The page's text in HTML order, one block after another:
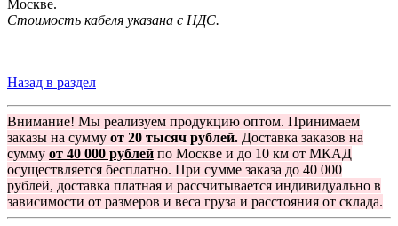
Москве.
Стоимость кабеля указана с НДС.
Назад в раздел
Внимание! Мы реализуем продукцию оптом. Принимаем
заказы на сумму от 20 тысяч рублей. Доставка заказов на
сумму от 40 000 рублей по Москве и до 10 км от МКАД
осуществляется бесплатно. При сумме заказа до 40 000
рублей, доставка платная и рассчитывается индивидуально в
зависимости от размеров и веса груза и расстояния от склада.